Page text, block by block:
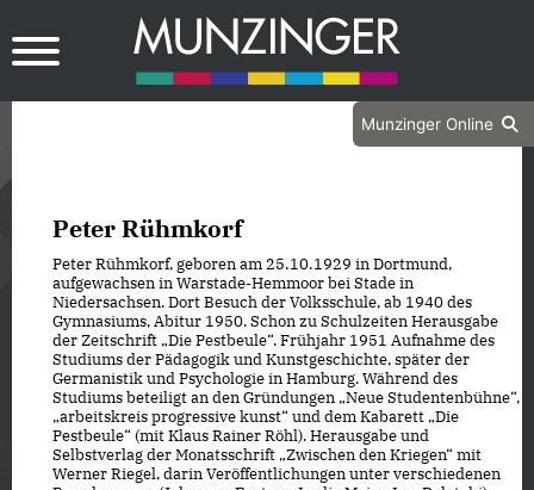
Munzinger Online
Peter Rühmkorf
Peter Rühmkorf, geboren am 25. 10. 1929 in Dortmund,
aufgewachsen in Warstade-Hemmoor bei Stade in
Niedersachsen. Dort Besuch der Volksschule, ab 1940 des
Gymnasiums, Abitur 1950. Schon zu Schulzeiten Herausgabe
der Zeitschrift „Die Pestbeule“. Frühjahr 1951 Aufnahme des
Studiums der Pädagogik und Kunstgeschichte, später der
Germanistik und Psychologie in Hamburg. Während des
Studiums beteiligt an den Gründungen „Neue Studentenbühne“,
„arbeitskreis progressive kunst“ und dem Kabarett „Die
Pestbeule“ (mit Klaus Rainer Röhl). Herausgabe und
Selbstverlag der Monatsschrift „Zwischen den Kriegen“ mit
Werner Riegel, darin Veröffentlichungen unter verschiedenen